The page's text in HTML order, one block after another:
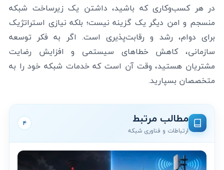
در هر کسب‌وکاری که باشید، داشتن یک زیرساخت شبکه
منسجم و امن دیگر یک گزینه نیست؛ بلکه نیازی استراتژیک
برای دوام، رشد و رقابت‌پذیری است. اگر به فکر توسعه
سازمانی، کاهش خطاهای سیستمی و افزایش رضایت
مشتریان هستید، وقت آن است که خدمات شبکه خود را به
متخصصان بسپارید.
مطالب مرتبط
ارتباطات و فناوری شبکه
۴